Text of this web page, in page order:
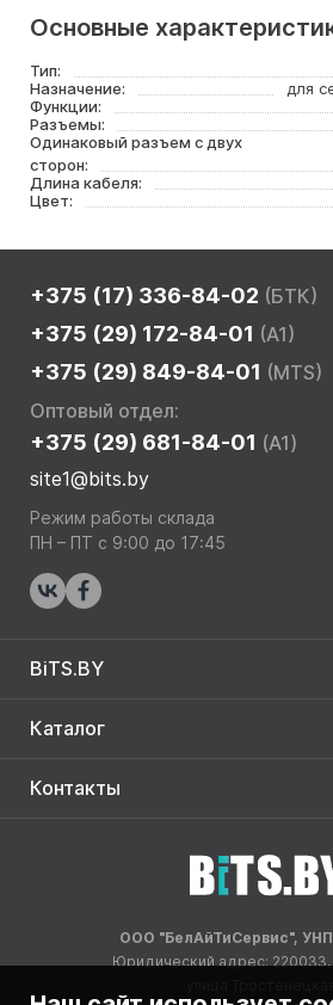
Основные
Тип:
Назначение:
для
Функции:
Разъемы:
Одинаковый разъем с двух
сторон:
Длина кабеля:
Цвет:
+375 (17) 336-84-02 (БТК)
+375 (29) 172-84-01 (A1)
+375 (29) 849-84-01 (MTS)
Оптовый отдел:
+375 (29) 681-84-01 (A1)
site1@bits.by
Режим работы склада
ПН – ПТ с 9:00 до 17:45
BiTS.BY
Каталог
Контакты
ООО "БелАйТиСервис", УНП
Юридический адрес: 220033,